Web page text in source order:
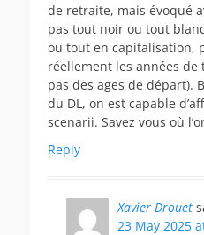
de retraite, mais évoqué
pas tout noir ou tout
ou tout en capitalisation,
réellement les années
pas des ages de départ).
du DL, on est capable
scenarii. Savez vous où
Reply
Xavier Drouet
23 May 2025